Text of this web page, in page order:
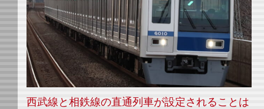
西武線と相鉄線の直通列車が設定されることは